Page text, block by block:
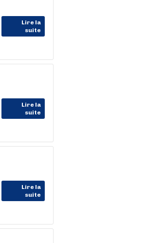
Lire la
suite
Lire la
suite
Lire la
suite